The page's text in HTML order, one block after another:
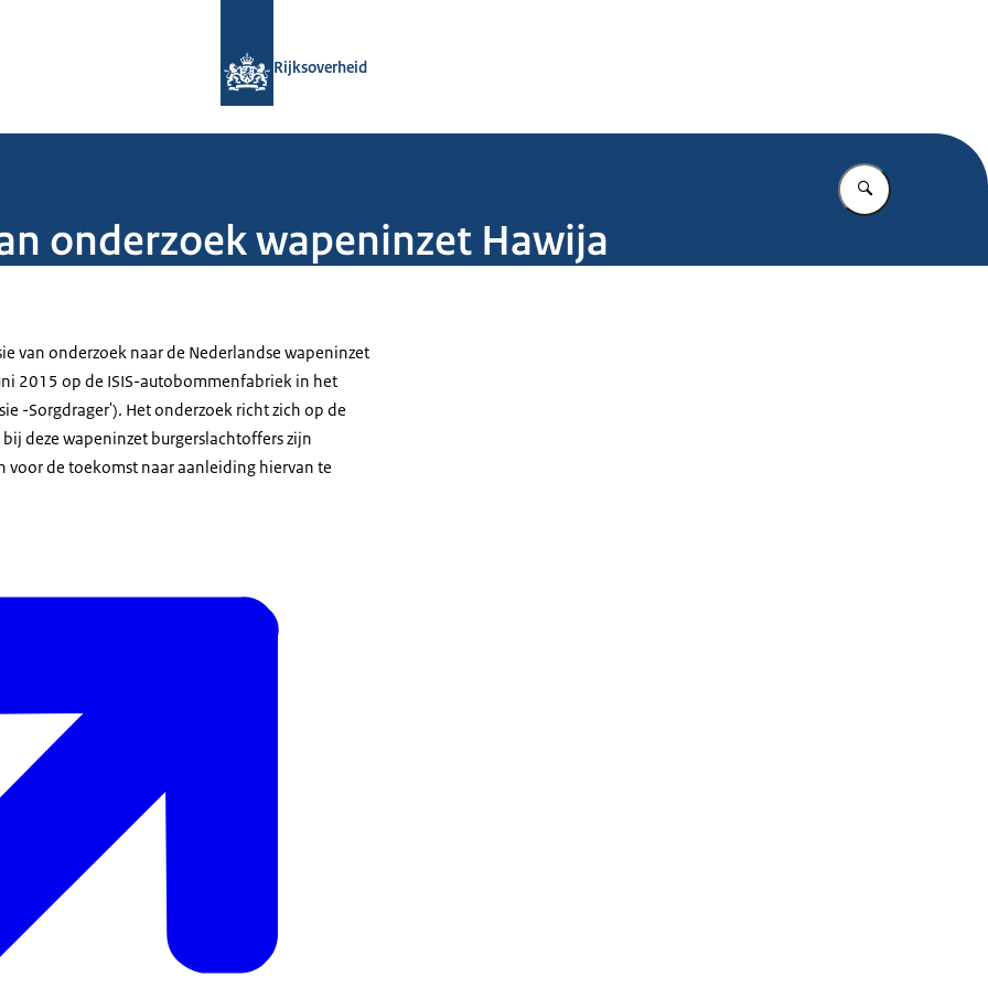
Rijksoverheid
Vul in wat u
onderzoek wapeninzet Hawija
van onderzoek naar de Nederlandse wapeninzet
2015 op de ISIS-autobommenfabriek in het
-Sorgdrager'). Het onderzoek richt zich op de
deze wapeninzet burgerslachtoffers zijn
voor de toekomst naar aanleiding hiervan te